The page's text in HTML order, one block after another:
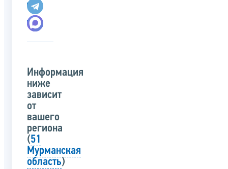
Информация
ниже
зависит
от
вашего
региона
(51
Мурманская
область)